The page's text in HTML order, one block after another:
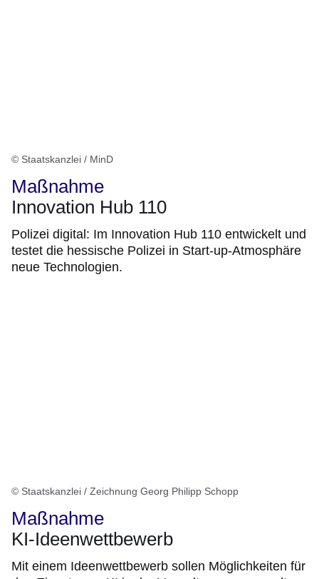
© Staatskanzlei / MinD
Maßnahme
Innovation Hub 110
Polizei digital: Im Innovation Hub 110 entwickelt und
testet die hessische Polizei in Start-up-Atmosphäre
neue Technologien.
© Staatskanzlei / Zeichnung Georg Philipp Schopp
Maßnahme
KI-Ideenwettbewerb
Mit einem Ideenwettbewerb sollen Möglichkeiten für